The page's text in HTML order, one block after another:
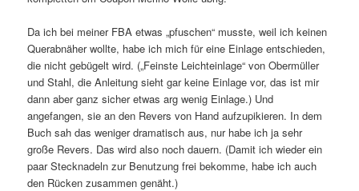
Da ich bei meiner FBA etwas „pfuschen“ musste, weil ich keinen
Querabnäher wollte, habe ich mich für eine Einlage entschieden,
die nicht gebügelt wird. („Feinste Leichteinlage“ von Obermüller
und Stahl, die Anleitung sieht gar keine Einlage vor, das ist mir
dann aber ganz sicher etwas arg wenig Einlage.) Und
angefangen, sie an den Revers von Hand aufzupikieren. In dem
Buch sah das weniger dramatisch aus, nur habe ich ja sehr
große Revers. Das wird also noch dauern. (Damit ich wieder ein
paar Stecknadeln zur Benutzung frei bekomme, habe ich auch
den Rücken zusammen genäht.)